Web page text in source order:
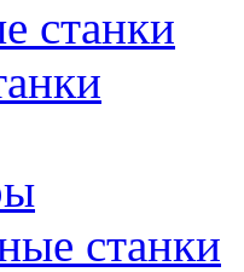
станки
станки